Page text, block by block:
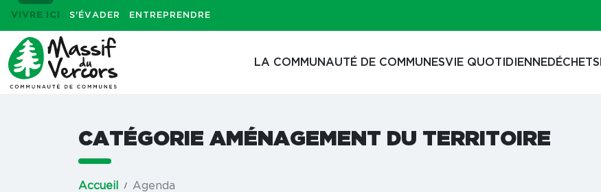
VIVRE ICI S'ÉVADER ENTREPRENDRE
LA COMMUNAUTÉ DE COMMUNESVIE QUOTIDIENNEDÉCHETS
CATÉGORIE AMÉNAGEMENT DU TERRITOIRE
Accueil Agenda